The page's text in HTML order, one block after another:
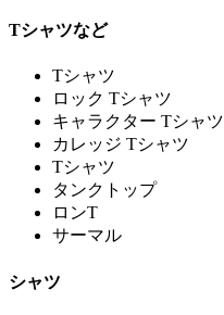
Tシャツなど
Tシャツ
ロック Tシャツ
キャラクター Tシャツ
カレッジ Tシャツ
Tシャツ
タンクトップ
ロンT
サーマル
シャツ